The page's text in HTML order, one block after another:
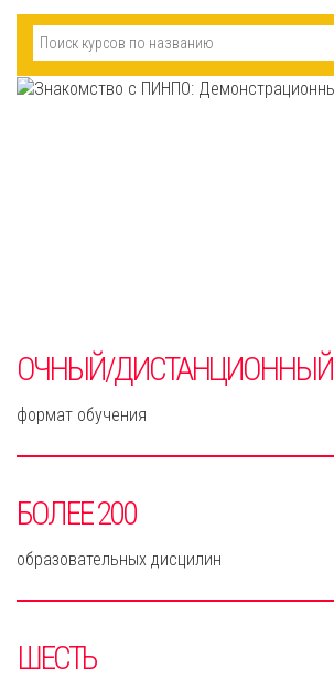
ОЧНЫЙ/ДИСТАНЦИОННЫЙ
формат обучения
БОЛЕЕ 200
образовательных дисцилин
ШЕСТЬ